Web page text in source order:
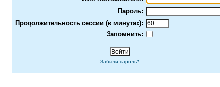
Пароль:
Продолжительность сессии (в минутах):
Запомнить:
Забыли пароль?